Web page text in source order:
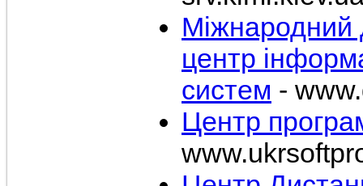
Міжнародний
центр
систем -
Центр